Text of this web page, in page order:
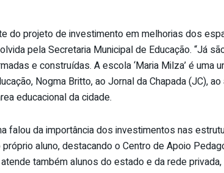
do projeto de investimento em melhorias dos
pela Secretaria Municipal de Educação. “Já
e construídas. A escola ‘Maria Milza’ é uma
Nogma Britto, ao Jornal da Chapada (JC),
educacional da cidade.
falou da importância dos investimentos nas
aluno, destacando o Centro de Apoio
também alunos do estado e da rede